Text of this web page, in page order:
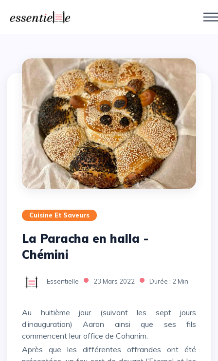
Cuisine Et Saveurs
La Paracha en halla -
Chémini
Essentielle 23 Mars 2022 Durée : 2 Min
Au huitième jour (suivant les sept jours
d’inauguration) Aaron ainsi que ses fils
commencent leur office de Cohanim.
Après que les différentes offrandes ont été